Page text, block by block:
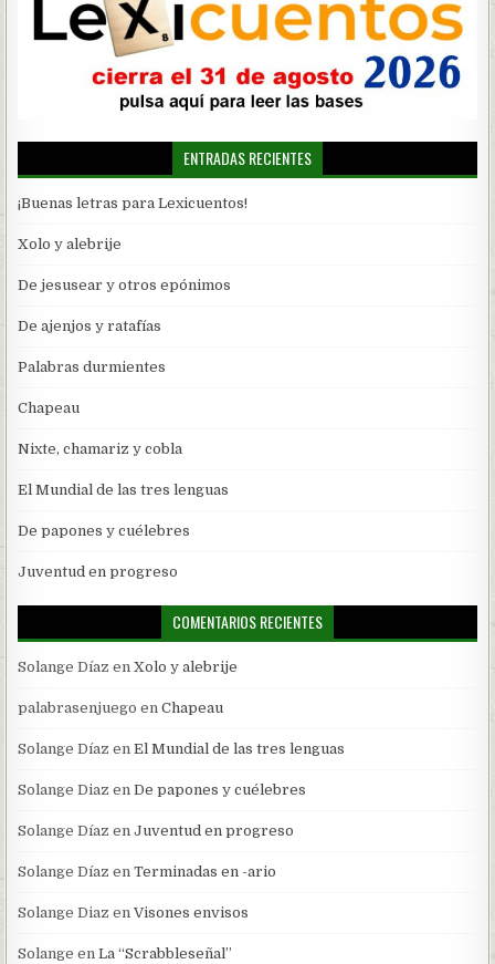
ENTRADAS RECIENTES
¡Buenas letras para Lexicuentos!
Xolo y alebrije
De jesusear y otros epónimos
De ajenjos y ratafías
Palabras durmientes
Chapeau
Nixte, chamariz y cobla
El Mundial de las tres lenguas
De papones y cuélebres
Juventud en progreso
COMENTARIOS RECIENTES
Solange Díaz enXolo y alebrije
palabrasenjuego enChapeau
Solange Díaz enEl Mundial de las tres lenguas
Solange Diaz enDe papones y cuélebres
Solange Díaz enJuventud en progreso
Solange Díaz enTerminadas en -ario
Solange Diaz enVisones envisos
Solange enLa “Scrabbleseñal”